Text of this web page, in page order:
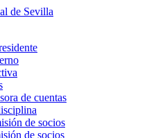
de cuentas
de socios
de socios